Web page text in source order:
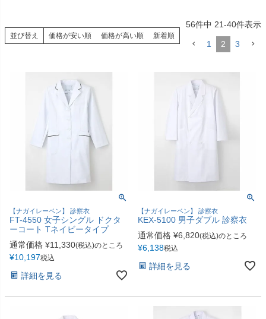
副子 サポート用品
吸角療法器
カイロプラクティック
テーブル・ベッド チェアー
多目的マクラ・マット カバー／シーツ／タオル
スリッパ・シューズ
ワゴン／ダストボックス ユニフォーム／白衣
並び替え 価格が安い順 価格が高い順 新着順
56件中 21-40件表示
1 2 3
【ナガイレーベン】 診察衣
FT-4550 女子シングル ドクタ
ーコート Tネイビータイプ
通常価格 ¥11,330(税込)のところ
¥10,197税込
詳細を見る
【ナガイレーベン】 診察衣
KEX-5100 男子ダブル 診察衣
通常価格 ¥6,820(税込)のところ
¥6,138税込
詳細を見る